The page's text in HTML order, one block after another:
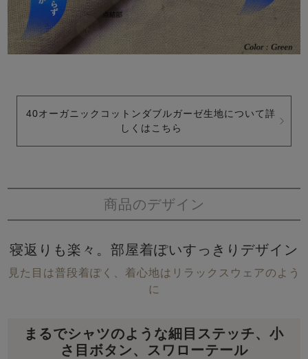
40オーガニックコットンダブルガーゼ生地について詳
しくはこちら
商品のデザイン
寝返りも楽々。部屋着ぽいすっきりデザイン
見た目は普段着ぽく、着心地はリラックスウェアのよう
に
まるでシャツのような細目ステッチ、小
さ目ボタン、スワローテール